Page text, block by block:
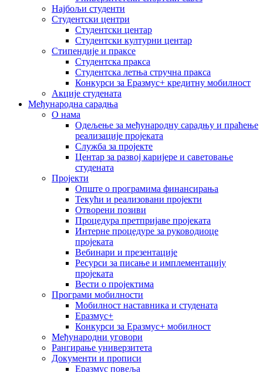
Најбољи студенти
Студентски центри
Студентски центар
Студентски културни центар
Стипендије и праксе
Студентска пракса
Студентска летња стручна пракса
Конкурси за Еразмус+ кредитну мобилност
Акције студената
Међународна сарадња
О нама
Одељење за међународну сарадњу и праћење
реализације пројеката
Служба за пројекте
Центар за развој каријере и саветовање
студената
Пројекти
Опште о програмима финансирања
Текући и реализовани пројекти
Отворени позиви
Процедура претпријаве пројеката
Интерне процедуре за руководиоце
пројеката
Вебинари и презентације
Ресурси за писање и имплементацију
пројеката
Вести о пројектима
Програми мобилности
Мобилност наставника и студената
Еразмус+
Конкурси за Еразмус+ мобилност
Међународни уговори
Рангирање универзитета
Документи и прописи
Еразмус повеља